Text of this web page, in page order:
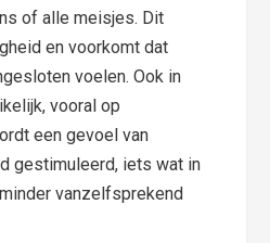
of alle meisjes. Dit
en voorkomt dat
voelen. Ook in
vooral op
een gevoel van
gestimuleerd, iets wat in
vanzelfsprekend